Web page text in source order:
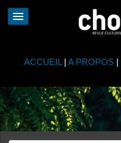
ACCUEIL | A PROPOS|